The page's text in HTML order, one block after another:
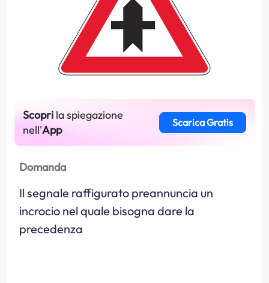
Scopri la spiegazione
nell'App
Scarica Gratis
Domanda
Il segnale raffigurato preannuncia un
incrocio nel quale bisogna dare la
precedenza